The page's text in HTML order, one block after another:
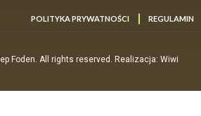
POLITYKA PRYWATNOŚCI REGULAMIN
Foden. All rights reserved. Realizacja: Wiwi